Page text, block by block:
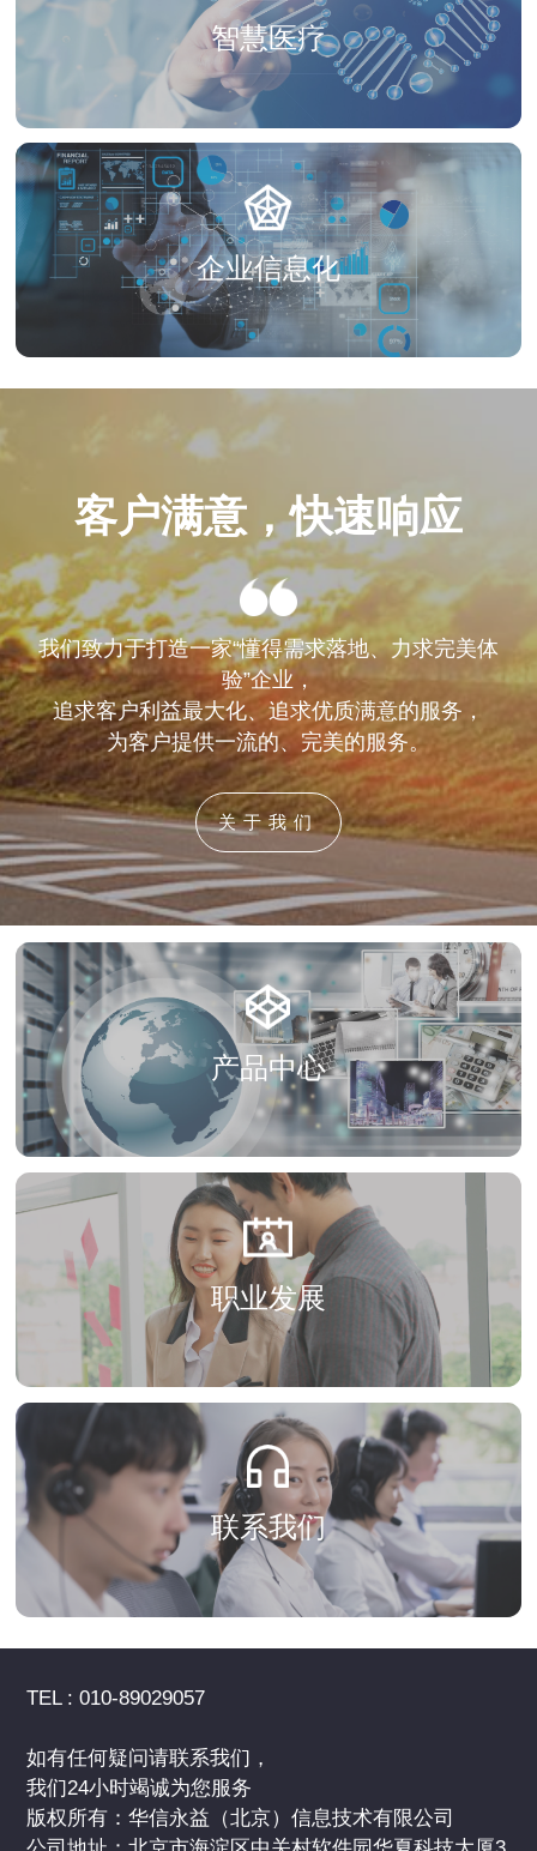
智慧医疗
企业信息化
客户满意，快速响应
我们致力于打造一家“懂得需求落地、力求完美体
验”企业，
追求客户利益最大化、追求优质满意的服务，
为客户提供一流的、完美的服务。
关于我们
产品中心
职业发展
联系我们
TEL : 010-89029057
如有任何疑问请联系我们，
我们24小时竭诚为您服务
版权所有：华信永益（北京）信息技术有限公司